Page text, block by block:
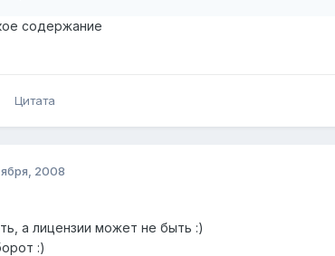
содержание
Цитата
2008
а лицензии может не быть :)
:)